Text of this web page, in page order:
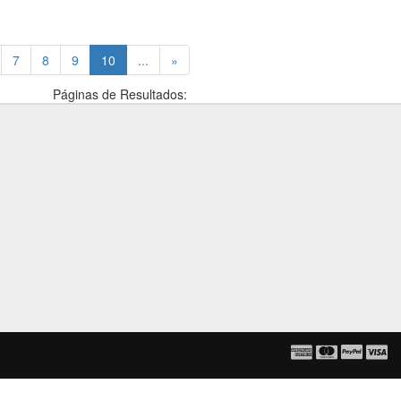
7 8 9 10 (current)
...
»
Páginas de Resultados: